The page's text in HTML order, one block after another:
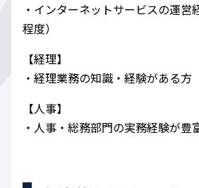
・インターネットサービスの運営
程度）
【経理】
・経理業務の知識・経験がある方
【人事】
・人事・総務部門の実務経験が豊